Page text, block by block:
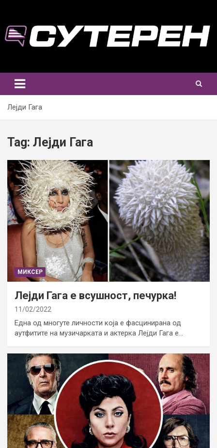
content
Лејди Гага
Tag: Лејди Гага
МИКСЕР
Лејди Гага е всушност, печурка!
11/02/2022
Една од многуте личности која е фасцинирана од
аутфитите на музичарката и актерка Лејди Гага е…